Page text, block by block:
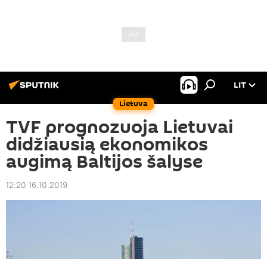
Lietuva
LIT
TVF prognozuoja Lietuvai
didžiausią ekonomikos
augimą Baltijos šalyse
12:20 16.10.2019